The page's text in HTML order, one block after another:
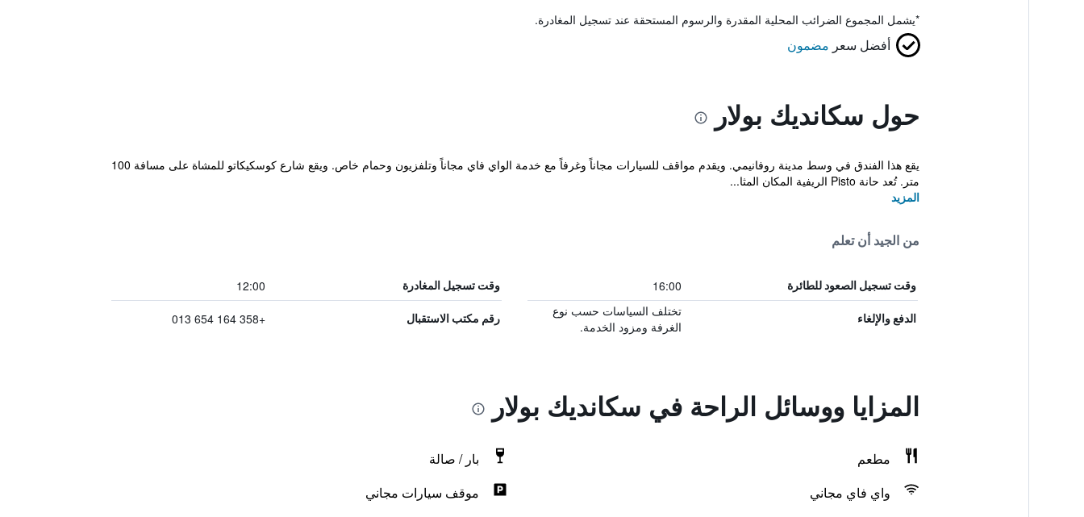
*يشمل المجموع الضرائب المحلية المقدرة والرسوم المستحقة عند تسجيل المغادرة.
أفضل سعر مضمون
حول سكانديك بولار
يقع هذا الفندق في وسط مدينة روفانيمي. ويقدم مواقف للسيارات مجاناً وغرفاً مع خدمة الواي فاي مجاناً وتلفزيون وحمام خاص. ويقع شارع كوسكيكاتو للمشاة على مسافة 100
متر. تُعد حانة Pisto الريفية المكان المثا...
المزيد
من الجيد أن تعلم
وقت تسجيل الصعود للطائرة 16:00 وقت تسجيل المغادرة 12:00
الدفع والإلغاء
تختلف السياسات حسب نوع
الغرفة ومزود الخدمة.
رقم مكتب الاستقبال +358 164 654 013
المزايا ووسائل الراحة في سكانديك بولار
مطعم
بار / صالة
واي فاي مجاني
موقف سيارات مجاني